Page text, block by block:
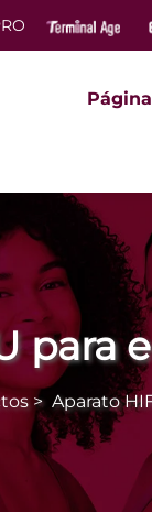
para
> Aparato